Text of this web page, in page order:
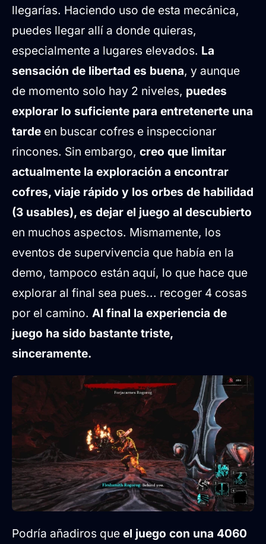
llegarías. Haciendo uso de esta mecánica,
puedes llegar allí a donde quieras,
especialmente a lugares elevados. La
sensación de libertad es buena, y aunque
de momento solo hay 2 niveles, puedes
explorar lo suficiente para entretenerte una
tarde en buscar cofres e inspeccionar
rincones. Sin embargo, creo que limitar
actualmente la exploración a encontrar
cofres, viaje rápido y los orbes de habilidad
(3 usables), es dejar el juego al descubierto
en muchos aspectos. Mismamente, los
eventos de supervivencia que había en la
demo, tampoco están aquí, lo que hace que
explorar al final sea pues... recoger 4 cosas
por el camino. Al final la experiencia de
juego ha sido bastante triste,
sinceramente.
Podría añadiros que el juego con una 4060